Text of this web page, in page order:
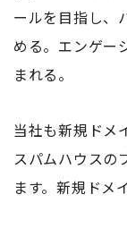
ールを目指し、
める。エンゲー
まれる。
当社も新規ドメ
スパムハウスの
ます。新規ドメ